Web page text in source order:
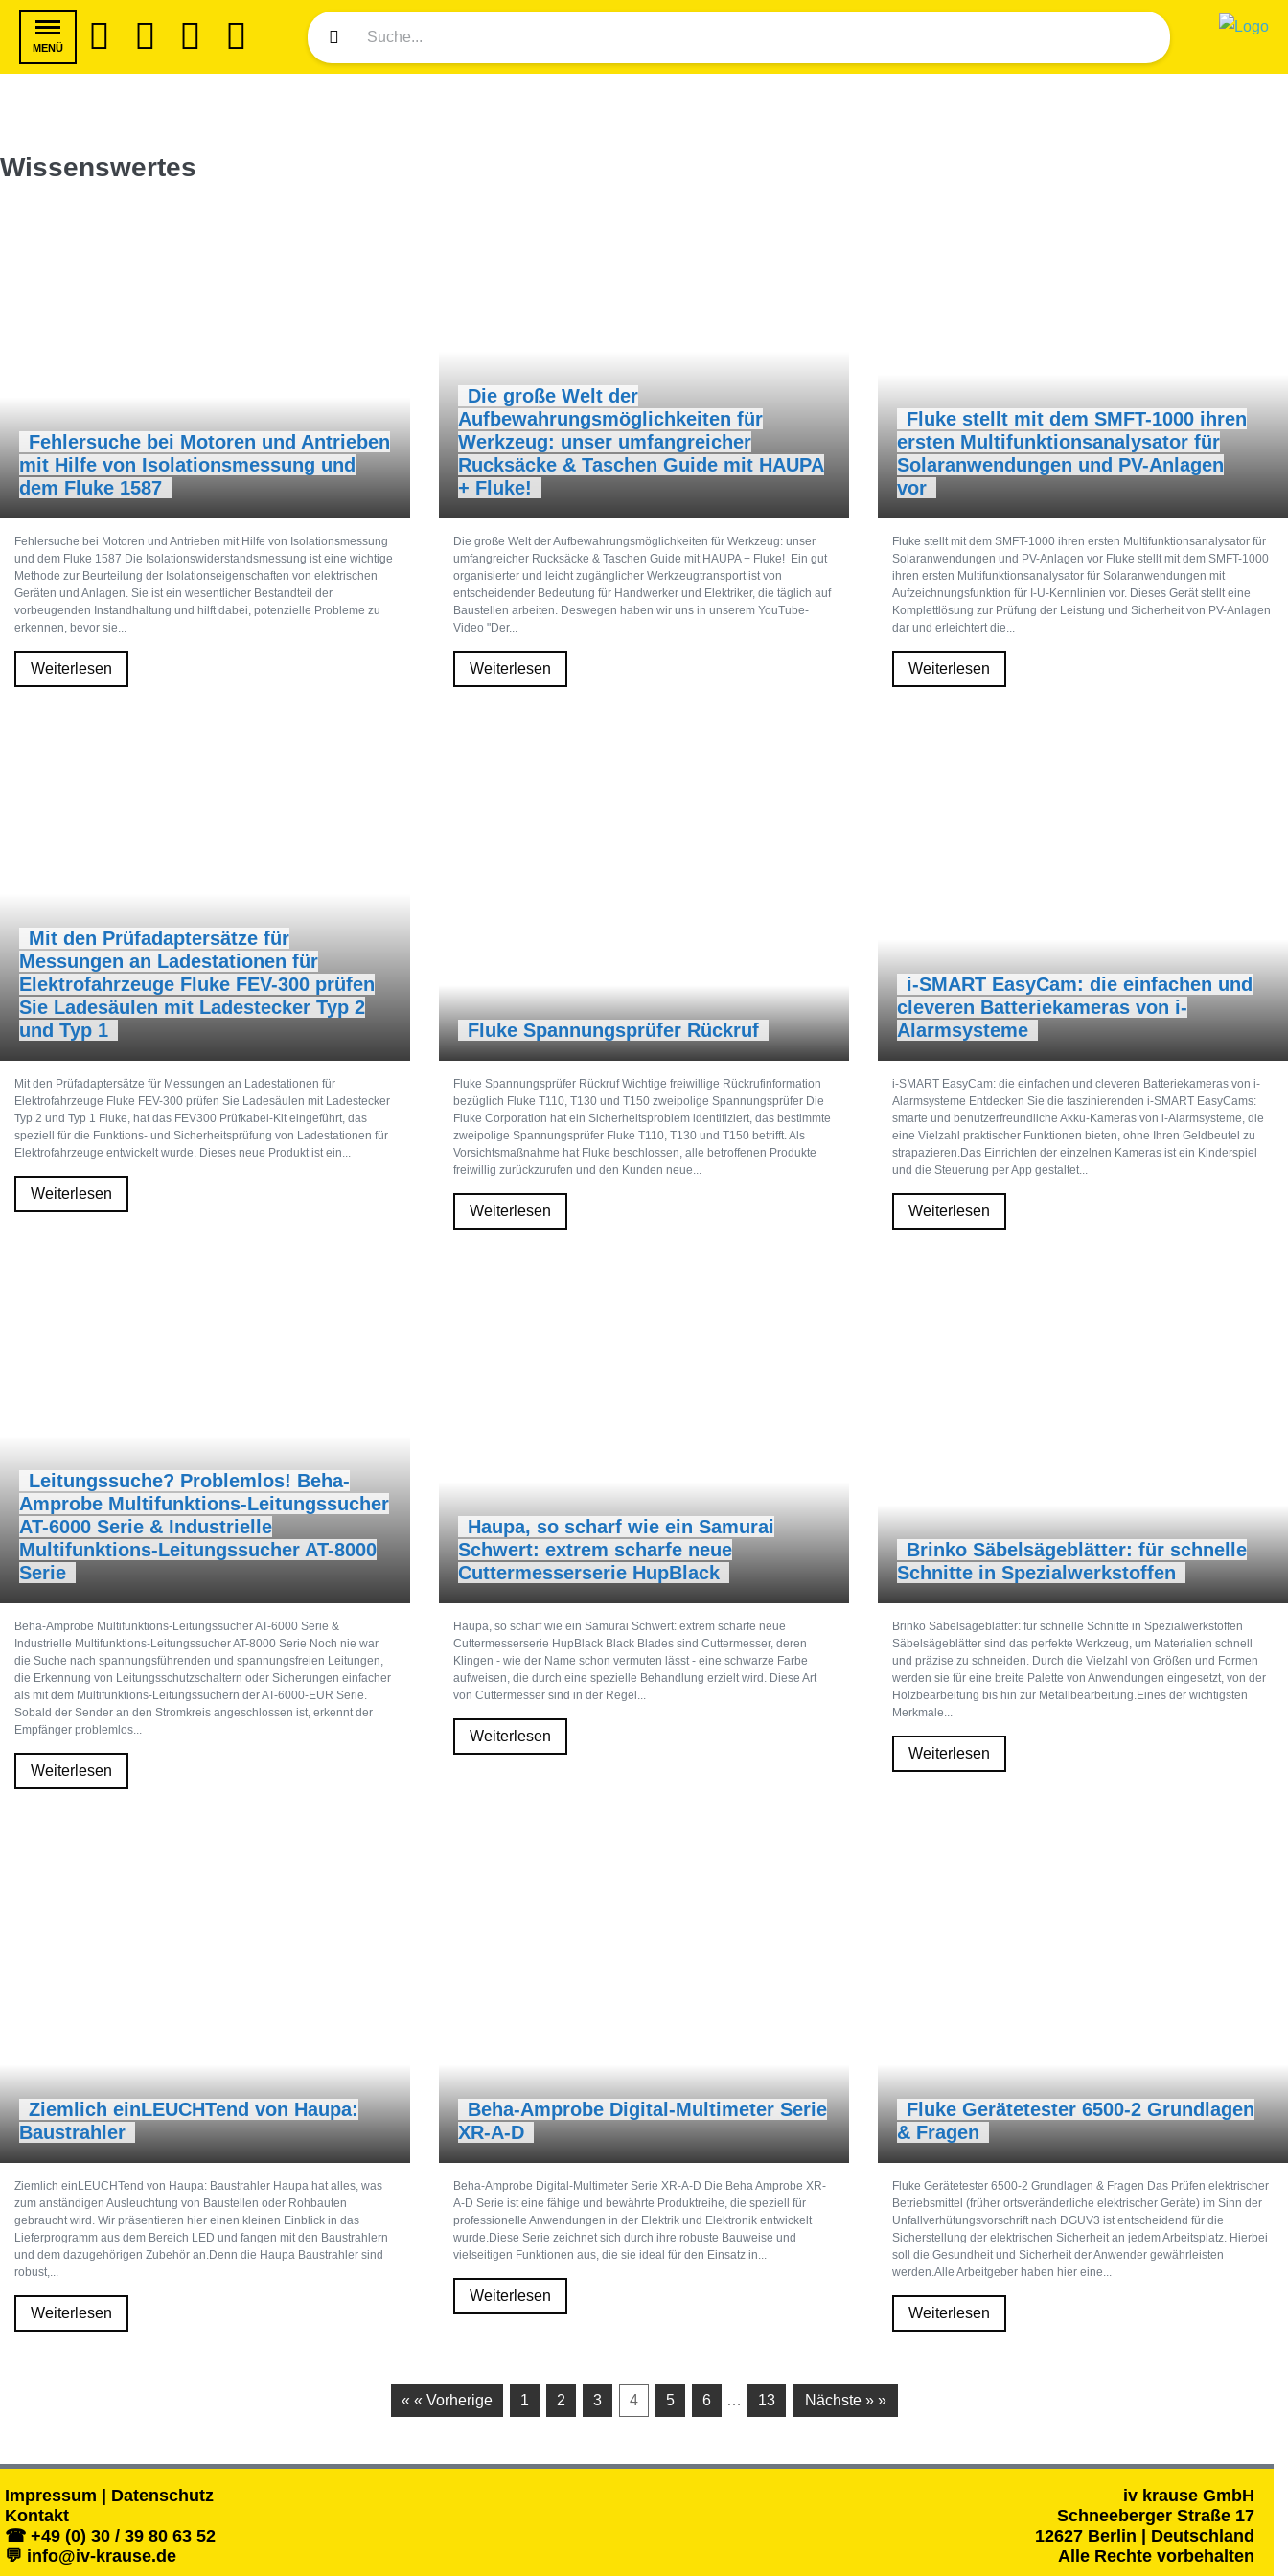
MENÜ
Wissenswertes
Fehlersuche bei Motoren und Antrieben
mit Hilfe von Isolationsmessung und
dem Fluke 1587
Fehlersuche bei Motoren und Antrieben mit Hilfe von Isolationsmessung
und dem Fluke 1587 Die Isolationswiderstandsmessung ist eine wichtige
Methode zur Beurteilung der Isolationseigenschaften von elektrischen
Geräten und Anlagen. Sie ist ein wesentlicher Bestandteil der
vorbeugenden Instandhaltung und hilft dabei, potenzielle Probleme zu
erkennen, bevor sie...
Weiterlesen
Die große Welt der
Aufbewahrungsmöglichkeiten für
Werkzeug: unser umfangreicher
Rucksäcke & Taschen Guide mit HAUPA
+ Fluke!
Die große Welt der Aufbewahrungsmöglichkeiten für Werkzeug: unser
umfangreicher Rucksäcke & Taschen Guide mit HAUPA + Fluke! Ein gut
organisierter und leicht zugänglicher Werkzeugtransport ist von
entscheidender Bedeutung für Handwerker und Elektriker, die täglich auf
Baustellen arbeiten. Deswegen haben wir uns in unserem YouTube-
Video "Der...
Weiterlesen
Fluke stellt mit dem SMFT-1000 ihren
ersten Multifunktionsanalysator für
Solaranwendungen und PV-Anlagen
vor
Fluke stellt mit dem SMFT-1000 ihren ersten Multifunktionsanalysator für
Solaranwendungen und PV-Anlagen vor Fluke stellt mit dem SMFT-1000
ihren ersten Multifunktionsanalysator für Solaranwendungen mit
Aufzeichnungsfunktion für I-U-Kennlinien vor. Dieses Gerät stellt eine
Komplettlösung zur Prüfung der Leistung und Sicherheit von PV-Anlagen
dar und erleichtert die...
Weiterlesen
Mit den Prüfadaptersätze für
Messungen an Ladestationen für
Elektrofahrzeuge Fluke FEV-300 prüfen
Sie Ladesäulen mit Ladestecker Typ 2
und Typ 1
Mit den Prüfadaptersätze für Messungen an Ladestationen für
Elektrofahrzeuge Fluke FEV-300 prüfen Sie Ladesäulen mit Ladestecker
Typ 2 und Typ 1 Fluke, hat das FEV300 Prüfkabel-Kit eingeführt, das
speziell für die Funktions- und Sicherheitsprüfung von Ladestationen für
Elektrofahrzeuge entwickelt wurde. Dieses neue Produkt ist ein...
Weiterlesen
Fluke Spannungsprüfer Rückruf
Fluke Spannungsprüfer Rückruf Wichtige freiwillige Rückrufinformation
bezüglich Fluke T110, T130 und T150 zweipolige Spannungsprüfer Die
Fluke Corporation hat ein Sicherheitsproblem identifiziert, das bestimmte
zweipolige Spannungsprüfer Fluke T110, T130 und T150 betrifft. Als
Vorsichtsmaßnahme hat Fluke beschlossen, alle betroffenen Produkte
freiwillig zurückzurufen und den Kunden neue...
Weiterlesen
i-SMART EasyCam: die einfachen und
cleveren Batteriekameras von i-
Alarmsysteme
i-SMART EasyCam: die einfachen und cleveren Batteriekameras von i-
Alarmsysteme Entdecken Sie die faszinierenden i-SMART EasyCams:
smarte und benutzerfreundliche Akku-Kameras von i-Alarmsysteme, die
eine Vielzahl praktischer Funktionen bieten, ohne Ihren Geldbeutel zu
strapazieren.Das Einrichten der einzelnen Kameras ist ein Kinderspiel
und die Steuerung per App gestaltet...
Weiterlesen
Leitungssuche? Problemlos! Beha-
Amprobe Multifunktions-Leitungssucher
AT-6000 Serie & Industrielle
Multifunktions-Leitungssucher AT-8000
Serie
Beha-Amprobe Multifunktions-Leitungssucher AT-6000 Serie &
Industrielle Multifunktions-Leitungssucher AT-8000 Serie Noch nie war
die Suche nach spannungsführenden und spannungsfreien Leitungen,
die Erkennung von Leitungsschutzschaltern oder Sicherungen einfacher
als mit dem Multifunktions-Leitungssuchern der AT-6000-EUR Serie.
Sobald der Sender an den Stromkreis angeschlossen ist, erkennt der
Empfänger problemlos...
Weiterlesen
Haupa, so scharf wie ein Samurai
Schwert: extrem scharfe neue
Cuttermesserserie HupBlack
Haupa, so scharf wie ein Samurai Schwert: extrem scharfe neue
Cuttermesserserie HupBlack Black Blades sind Cuttermesser, deren
Klingen - wie der Name schon vermuten lässt - eine schwarze Farbe
aufweisen, die durch eine spezielle Behandlung erzielt wird. Diese Art
von Cuttermesser sind in der Regel...
Weiterlesen
Brinko Säbelsägeblätter: für schnelle
Schnitte in Spezialwerkstoffen
Brinko Säbelsägeblätter: für schnelle Schnitte in Spezialwerkstoffen
Säbelsägeblätter sind das perfekte Werkzeug, um Materialien schnell
und präzise zu schneiden. Durch die Vielzahl von Größen und Formen
werden sie für eine breite Palette von Anwendungen eingesetzt, von der
Holzbearbeitung bis hin zur Metallbearbeitung.Eines der wichtigsten
Merkmale...
Weiterlesen
Ziemlich einLEUCHTend von Haupa:
Baustrahler
Ziemlich einLEUCHTend von Haupa: Baustrahler Haupa hat alles, was
zum anständigen Ausleuchtung von Baustellen oder Rohbauten
gebraucht wird. Wir präsentieren hier einen kleinen Einblick in das
Lieferprogramm aus dem Bereich LED und fangen mit den Baustrahlern
und dem dazugehörigen Zubehör an.Denn die Haupa Baustrahler sind
robust,...
Weiterlesen
Beha-Amprobe Digital-Multimeter Serie
XR-A-D
Beha-Amprobe Digital-Multimeter Serie XR-A-D Die Beha Amprobe XR-
A-D Serie ist eine fähige und bewährte Produktreihe, die speziell für
professionelle Anwendungen in der Elektrik und Elektronik entwickelt
wurde.Diese Serie zeichnet sich durch ihre robuste Bauweise und
vielseitigen Funktionen aus, die sie ideal für den Einsatz in...
Weiterlesen
Fluke Gerätetester 6500-2 Grundlagen
& Fragen
Fluke Gerätetester 6500-2 Grundlagen & Fragen Das Prüfen elektrischer
Betriebsmittel (früher ortsveränderliche elektrischer Geräte) im Sinn der
Unfallverhütungsvorschrift nach DGUV3 ist entscheidend für die
Sicherstellung der elektrischen Sicherheit an jedem Arbeitsplatz. Hierbei
soll die Gesundheit und Sicherheit der Anwender gewährleisten
werden.Alle Arbeitgeber haben hier eine...
Weiterlesen
« « Vorherige 1 2 3 4 5 6 … 13 Nächste » »
Impressum | Datenschutz
Kontakt
☎ +49 (0) 30 / 39 80 63 52
💬 info@iv-krause.de
iv krause GmbH
Schneeberger Straße 17
12627 Berlin | Deutschland
Alle Rechte vorbehalten